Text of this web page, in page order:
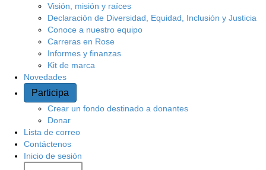
Visión, misión y raíces
Declaración de Diversidad, Equidad, Inclusión y Justicia
Conoce a nuestro equipo
Carreras en Rose
Informes y finanzas
Kit de marca
Novedades
Participa
Crear un fondo destinado a donantes
Donar
Lista de correo
Contáctenos
Inicio de sesión